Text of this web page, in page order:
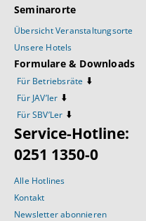
Seminarorte
Übersicht Veranstaltungsorte
Unsere Hotels
Formulare & Downloads
Für Betriebsräte ⬇️
Für JAV’ler ⬇️
Für SBV’Ler ⬇️
Service-Hotline:
0251 1350-0
Alle Hotlines
Kontakt
Newsletter abonnieren